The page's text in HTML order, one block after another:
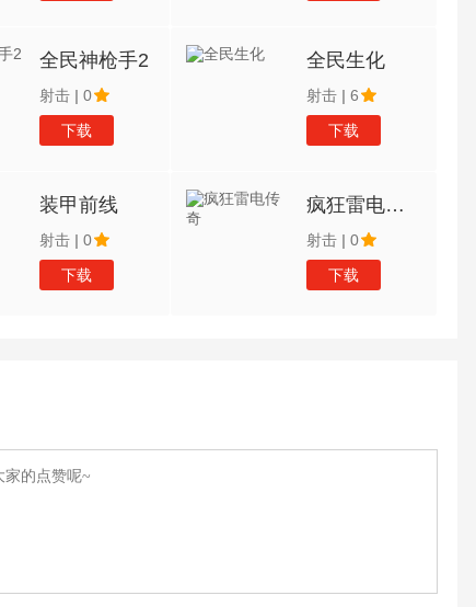
全民神枪手2
射击 | 0
下载
全民生化
射击 | 6
下载
装甲前线
射击 | 0
下载
疯狂雷电传奇
射击 | 0
下载